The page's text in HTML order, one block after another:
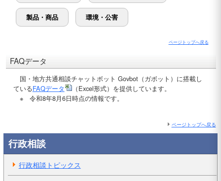
製品・商品 環境・公害
ページトップへ戻る
FAQデータ
国・地方共通相談チャットボット Govbot（ガボット）に搭載し
ているFAQデータ
（Excel形式）を提供しています。
※ 令和8年8月6日時点の情報です。
ページトップへ戻る
行政相談
行政相談トピックス